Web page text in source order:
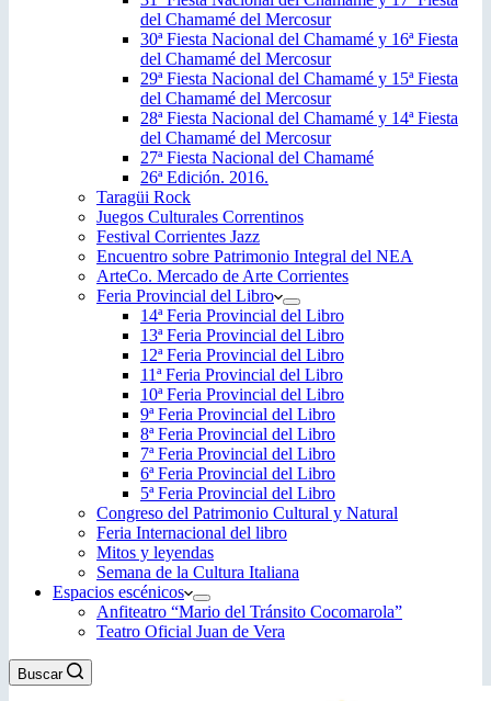
del Chamamé del Mercosur
30ª Fiesta Nacional del Chamamé y 16ª Fiesta
del Chamamé del Mercosur
29ª Fiesta Nacional del Chamamé y 15ª Fiesta
del Chamamé del Mercosur
28ª Fiesta Nacional del Chamamé y 14ª Fiesta
del Chamamé del Mercosur
27ª Fiesta Nacional del Chamamé
26ª Edición. 2016.
Taragüi Rock
Juegos Culturales Correntinos
Festival Corrientes Jazz
Encuentro sobre Patrimonio Integral del NEA
ArteCo. Mercado de Arte Corrientes
Feria Provincial del Libro
14ª Feria Provincial del Libro
13ª Feria Provincial del Libro
12ª Feria Provincial del Libro
11ª Feria Provincial del Libro
10ª Feria Provincial del Libro
9ª Feria Provincial del Libro
8ª Feria Provincial del Libro
7ª Feria Provincial del Libro
6ª Feria Provincial del Libro
5ª Feria Provincial del Libro
Congreso del Patrimonio Cultural y Natural
Feria Internacional del libro
Mitos y leyendas
Semana de la Cultura Italiana
Espacios escénicos
Anfiteatro “Mario del Tránsito Cocomarola”
Teatro Oficial Juan de Vera
Buscar